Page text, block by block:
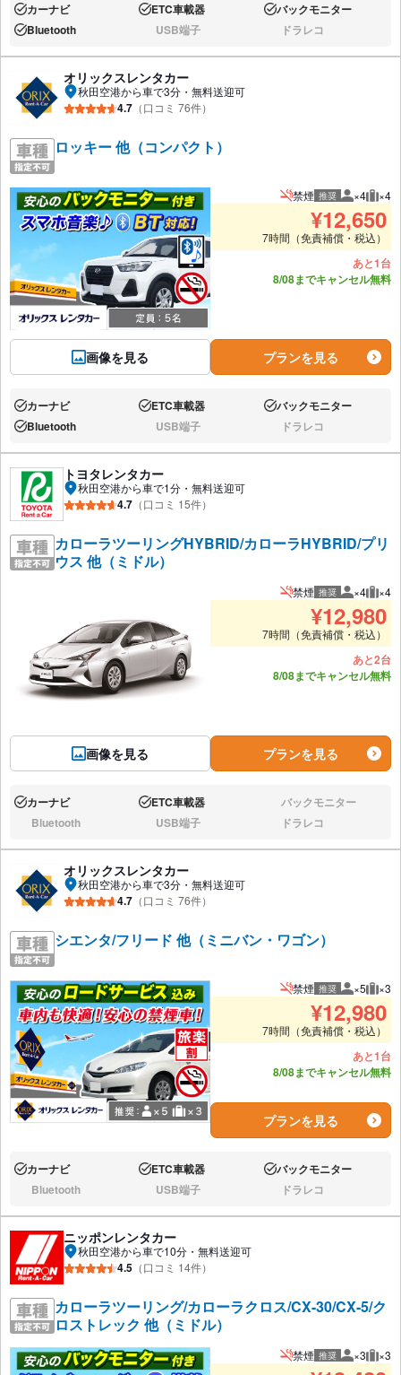
あり:カーナビ あり:ETC車載器 あり:バックモニター
あり:Bluetooth なし:USB端子 なし:ドラレコ
オリックスレンタカー
秋田空港から車で3分・無料送迎可
4.7 （口コミ 76件）
ロッキー 他（コンパクト）
画像を見る
禁煙 推奨 推奨人数
×4 推
×4
¥12,650
7時間（免責補償・税込）
あと1台
8/08までキャンセル無料
プランを見る
あり:カーナビ あり:ETC車載器 あり:バックモニター
あり:Bluetooth なし:USB端子 なし:ドラレコ
トヨタレンタカー
秋田空港から車で1分・無料送迎可
4.7 （口コミ 15件）
カローラツーリングHYBRID/カローラHYBRID/プリ
ウス 他（ミドル）
画像を見る
禁煙 推奨 推奨人数
×4 推
×4
¥12,980
7時間（免責補償・税込）
あと2台
8/08までキャンセル無料
プランを見る
あり:カーナビ あり:ETC車載器 なし:バックモニター
なし:Bluetooth なし:USB端子 なし:ドラレコ
オリックスレンタカー
秋田空港から車で3分・無料送迎可
4.7 （口コミ 76件）
シエンタ/フリード 他（ミニバン・ワゴン）
禁煙 推奨 推奨人数
×5 推
×3
¥12,980
7時間（免責補償・税込）
あと1台
8/08までキャンセル無料
プランを見る
あり:カーナビ あり:ETC車載器 あり:バックモニター
なし:Bluetooth なし:USB端子 なし:ドラレコ
ニッポンレンタカー
秋田空港から車で10分・無料送迎可
4.5 （口コミ 14件）
カローラツーリング/カローラクロス/CX-30/CX-5/ク
ロストレック 他（ミドル）
禁煙 推奨 推奨人数
×3 推
×3